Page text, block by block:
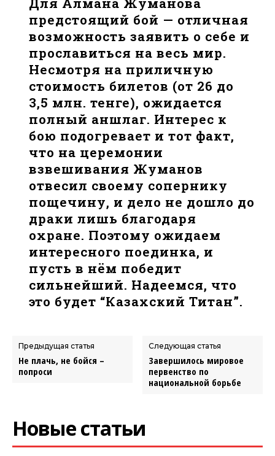
предстоящий бой — отличная
возможность заявить о себе и
прославиться на весь мир.
Несмотря на приличную
стоимость билетов (от 26 до
3,5 млн. тенге), ожидается
полный аншлаг. Интерес к
бою подогревает и тот факт,
что на церемонии
взвешивания Жуманов
отвесил своему сопернику
пощечину, и дело не дошло до
драки лишь благодаря
охране. Поэтому ожидаем
интересного поединка, и
пусть в нём победит
сильнейший. Надеемся, что
это будет “Казахский Титан”.
Предыдущая статья
Не плачь, не бойся –
попроси
Следующая статья
Завершилось мировое
первенство по
национальной борьбе
Новые статьи